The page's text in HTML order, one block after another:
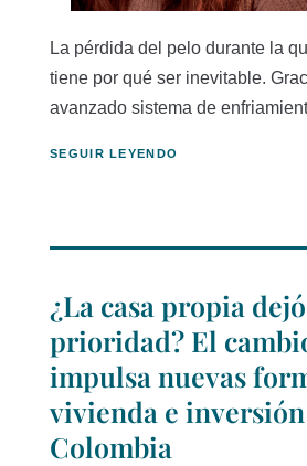
La pérdida del pelo durante la
tiene por qué ser inevitable.
avanzado sistema de
SEGUIR LEYENDO
¿La casa propia
prioridad? El
impulsa nuevas
vivienda e
Colombia